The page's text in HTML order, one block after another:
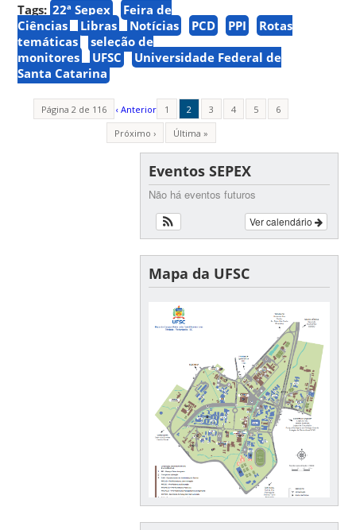
Tags: 22ª Sepex
Feira de
Ciências
Libras Notícias PCD PPI
Rotas
temáticas
seleção de
monitores
UFSC
Universidade Federal de
Santa Catarina
Página 2 de 116 ‹ Anterior 1 2 3 4 5
6
Próximo ›
Última »
Eventos SEPEX
Não há eventos futuros
Ver calendário
Mapa da UFSC